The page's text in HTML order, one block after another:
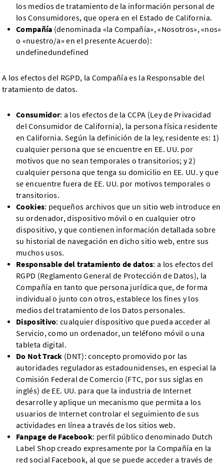
los medios de tratamiento de la información personal de
los Consumidores, que opera en el Estado de California.
Compañía (denominada «la Compañía», «Nosotros», «nos»
o «nuestro/a» en el presente Acuerdo):
undefinedundefined
A los efectos del RGPD, la Compañía es la Responsable del
tratamiento de datos.
Consumidor: a los efectos de la CCPA (Ley de Privacidad
del Consumidor de California), la persona física residente
en California. Según la definición de la ley, residente es: 1)
cualquier persona que se encuentre en EE. UU. por
motivos que no sean temporales o transitorios; y 2)
cualquier persona que tenga su domicilio en EE. UU. y que
se encuentre fuera de EE. UU. por motivos temporales o
transitorios.
Cookies: pequeños archivos que un sitio web introduce en
su ordenador, dispositivo móvil o en cualquier otro
dispositivo, y que contienen información detallada sobre
su historial de navegación en dicho sitio web, entre sus
muchos usos.
Responsable del tratamiento de datos: a los efectos del
RGPD (Reglamento General de Protección de Datos), la
Compañía en tanto que persona jurídica que, de forma
individual o junto con otros, establece los fines y los
medios del tratamiento de los Datos personales.
Dispositivo: cualquier dispositivo que pueda acceder al
Servicio, como un ordenador, un teléfono móvil o una
tableta digital.
Do Not Track (DNT): concepto promovido por las
autoridades reguladoras estadounidenses, en especial la
Comisión Federal de Comercio (FTC, por sus siglas en
inglés) de EE. UU. para que la industria de Internet
desarrolle y aplique un mecanismo que permita a los
usuarios de Internet controlar el seguimiento de sus
actividades en línea a través de los sitios web.
Fanpage de Facebook: perfil público denominado Dutch
Label Shop creado expresamente por la Compañía en la
red social Facebook, al que se puede acceder a través de